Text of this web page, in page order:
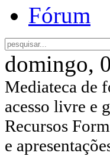
Fórum
domingo,
Mediateca de
acesso livre e
Recursos
e